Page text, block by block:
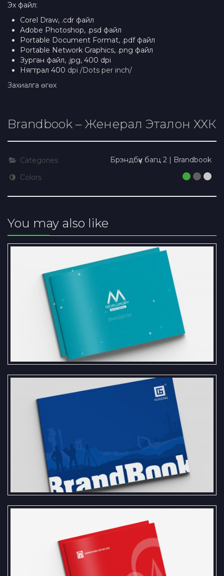
Эх файл:
Corel Draw, .cdr файл
Adobe Photoshop, .psd файл
Portable Document Format, .pdf файл
Portable Network Graphics, .png файл
Зурган файл, .jpg, 400 dpi
Нягтрал 400 dpi /Dots per inch/
Захиалга өгөх
Brandbook – Женерал Эталон ХХК
Categories
Брэндбүүк багц 2 | Brandbook
Colors
You may also like
“Нью Лакшири Материал” ХХК-
ийн брэндбүүк, лого стандартыг
бүтээснээ танилцуулж байна.
Хэбэй Хуй Гунг компанийн Монгол
улс дахь төлөөлөгчийн газрын
Brandbook – Хийморийн Оргил
ХХК